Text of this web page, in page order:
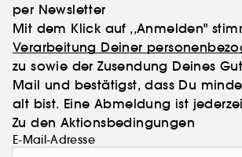
per Newsletter
Mit dem Klick auf ,,Anmelden"
Verarbeitung Deiner
zu sowie der Zusendung Deines
Mail und bestätigst, dass Du
alt bist. Eine Abmeldung ist
Zu den Aktionsbedingungen
E-Mail-Adresse